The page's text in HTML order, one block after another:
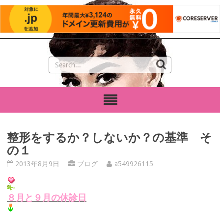
整形をするか？しないか？の基準 そ
の１
2013年8月9日 ブログ a549926115
８月と９月の休診日